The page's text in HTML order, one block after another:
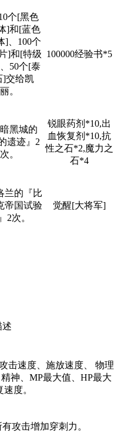
个[黑色
]和[蓝色
]、100个
]和[特级
50个[泰
]交给凯
丽。
100000经验书*5
黑城的
遗迹』2
次。
锐眼药剂*10,出
血恢复剂*10,抗
性之石*2,魔力之
石*4
兰的『比
帝国试验
2次。
觉醒[大将军]
述
击速度、施放速度、 物理
神、MP最大值、HP最大
速度。
攻击增加穿刺力。